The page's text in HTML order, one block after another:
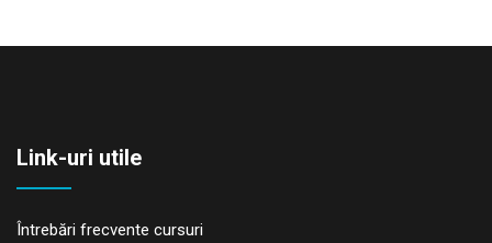
Link-uri utile
Întrebări frecvente cursuri